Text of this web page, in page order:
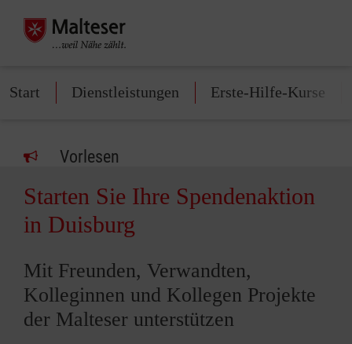
Start Dienstleistungen Erste-Hilfe-Kurse
Vorlesen
Starten Sie Ihre Spendenaktion
in Duisburg
Mit Freunden, Verwandten,
Kolleginnen und Kollegen Projekte
der Malteser unterstützen